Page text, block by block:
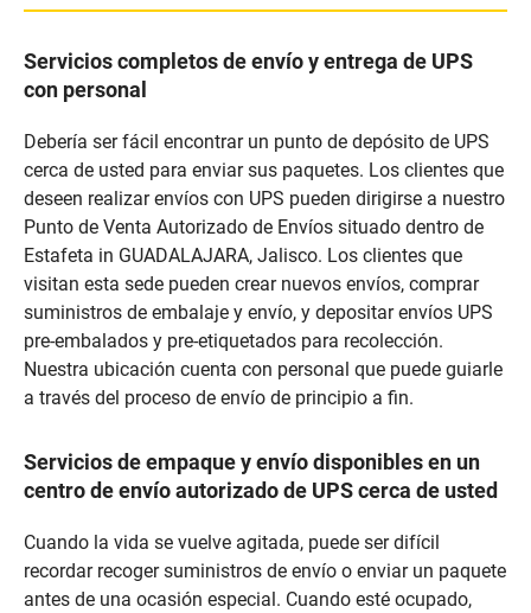
Servicios completos de envío y entrega de UPS
con personal
Debería ser fácil encontrar un punto de depósito de UPS
cerca de usted para enviar sus paquetes. Los clientes que
deseen realizar envíos con UPS pueden dirigirse a nuestro
Punto de Venta Autorizado de Envíos situado dentro de
Estafeta in GUADALAJARA, Jalisco. Los clientes que
visitan esta sede pueden crear nuevos envíos, comprar
suministros de embalaje y envío, y depositar envíos UPS
pre-embalados y pre-etiquetados para recolección.
Nuestra ubicación cuenta con personal que puede guiarle
a través del proceso de envío de principio a fin.
Servicios de empaque y envío disponibles en un
centro de envío autorizado de UPS cerca de usted
Cuando la vida se vuelve agitada, puede ser difícil
recordar recoger suministros de envío o enviar un paquete
antes de una ocasión especial. Cuando esté ocupado,